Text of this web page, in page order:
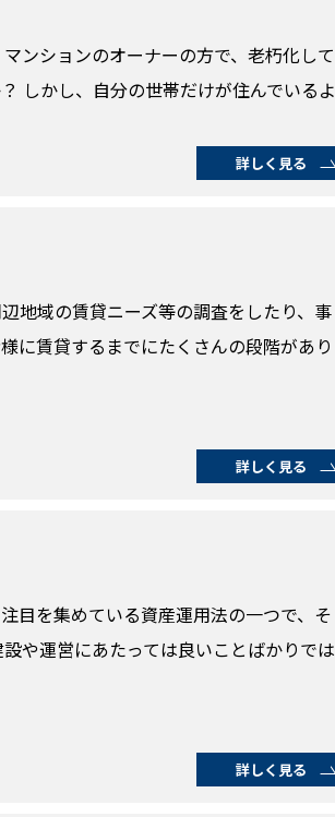
ンションのオーナーの方で、老朽化して
しかし、自分の世帯だけが住んでいるよ
詳しく見る
地域の賃貸ニーズ等の調査をしたり、事
に賃貸するまでにたくさんの段階があり
詳しく見る
目を集めている資産運用法の一つで、そ
や運営にあたっては良いことばかりでは
詳しく見る